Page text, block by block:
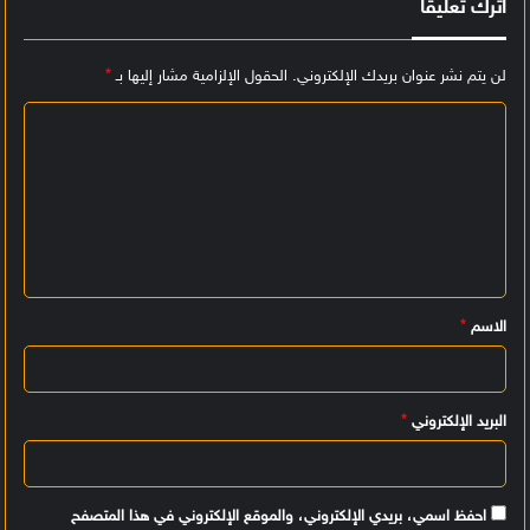
اترك تعليقاً
لن يتم نشر عنوان بريدك الإلكتروني. الحقول الإلزامية مشار إليها بـ*
ي
ق
الاسم *
البريد الإلكتروني *
احفظ اسمي، بريدي الإلكتروني، والموقع الإلكتروني في هذا المتصفح